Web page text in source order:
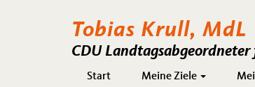
Tobias Krull, MdL
CDU
Hauptnavigation
Start Meine Ziele